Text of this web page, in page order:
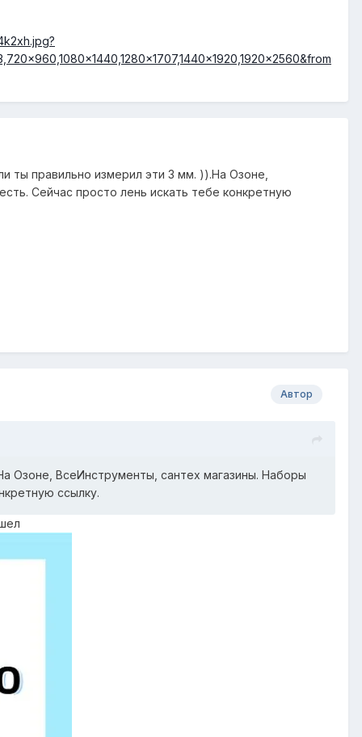
ты правильно измерил эти 3 мм. )).На Озоне,
Сейчас просто лень искать тебе конкретную
Автор
Озоне, ВсеИнструменты, сантех магазины. Наборы
ссылку.